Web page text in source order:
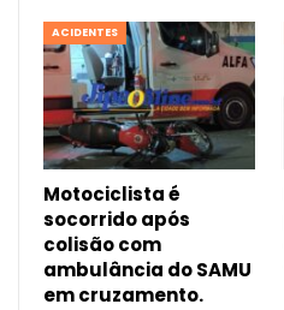
ACIDENTES
Motociclista é
socorrido após
colisão com
ambulância do SAMU
em cruzamento.